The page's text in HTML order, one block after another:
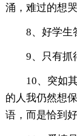
涌，难过的想
8、好学生
9、只有抓
10、突如
的人我仍然想
语，而是恰到